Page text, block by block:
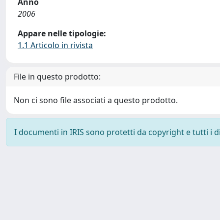
2006
Appare nelle tipologie:
1.1 Articolo in rivista
File in questo prodotto:
Non ci sono file associati a questo prodotto.
I documenti in IRIS sono protetti da copyright e tutti i